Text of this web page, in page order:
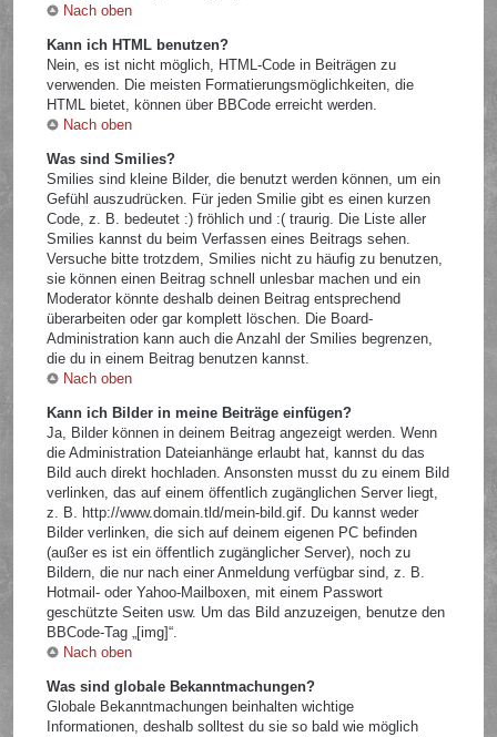
Nach oben
Kann ich HTML benutzen?
Nein, es ist nicht möglich, HTML-Code in Beiträgen zu
verwenden. Die meisten Formatierungsmöglichkeiten, die
HTML bietet, können über BBCode erreicht werden.
Nach oben
Was sind Smilies?
Smilies sind kleine Bilder, die benutzt werden können, um ein
Gefühl auszudrücken. Für jeden Smilie gibt es einen kurzen
Code, z. B. bedeutet :) fröhlich und :( traurig. Die Liste aller
Smilies kannst du beim Verfassen eines Beitrags sehen.
Versuche bitte trotzdem, Smilies nicht zu häufig zu benutzen,
sie können einen Beitrag schnell unlesbar machen und ein
Moderator könnte deshalb deinen Beitrag entsprechend
überarbeiten oder gar komplett löschen. Die Board-
Administration kann auch die Anzahl der Smilies begrenzen,
die du in einem Beitrag benutzen kannst.
Nach oben
Kann ich Bilder in meine Beiträge einfügen?
Ja, Bilder können in deinem Beitrag angezeigt werden. Wenn
die Administration Dateianhänge erlaubt hat, kannst du das
Bild auch direkt hochladen. Ansonsten musst du zu einem Bild
verlinken, das auf einem öffentlich zugänglichen Server liegt,
z. B. http://www.domain.tld/mein-bild.gif. Du kannst weder
Bilder verlinken, die sich auf deinem eigenen PC befinden
(außer es ist ein öffentlich zugänglicher Server), noch zu
Bildern, die nur nach einer Anmeldung verfügbar sind, z. B.
Hotmail- oder Yahoo-Mailboxen, mit einem Passwort
geschützte Seiten usw. Um das Bild anzuzeigen, benutze den
BBCode-Tag „[img]“.
Nach oben
Was sind globale Bekanntmachungen?
Globale Bekanntmachungen beinhalten wichtige
Informationen, deshalb solltest du sie so bald wie möglich